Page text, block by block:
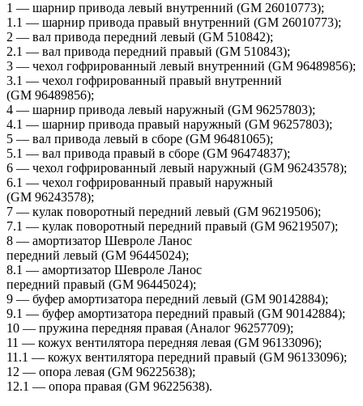
1 — шарнир привода левый внутренний (GM 26010773);
1.1 — шарнир привода правый внутренний (GM 26010773);
2 — вал привода передний левый (GM 510842);
2.1 — вал привода передний правый (GM 510843);
3 — чехол гофрированный левый внутренний (GM 96489856);
3.1 — чехол гофрированный правый внутренний
(GM 96489856);
4 — шарнир привода левый наружный (GM 96257803);
4.1 — шарнир привода правый наружный (GM 96257803);
5 — вал привода левый в сборе (GM 96481065);
5.1 — вал привода правый в сборе (GM 96474837);
6 — чехол гофрированный левый наружный (GM 96243578);
6.1 — чехол гофрированный правый наружный
(GM 96243578);
7 — кулак поворотный передний левый (GM 96219506);
7.1 — кулак поворотный передний правый (GM 96219507);
8 — амортизатор Шевроле Ланос
передний левый (GM 96445024);
8.1 — амортизатор Шевроле Ланос
передний правый (GM 96445024);
9 — буфер амортизатора передний левый (GM 90142884);
9.1 — буфер амортизатора передний правый (GM 90142884);
10 — пружина передняя правая (Аналог 96257709);
11 — кожух вентилятора передняя левая (GM 96133096);
11.1 — кожух вентилятора передний правый (GM 96133096);
12 — опора левая (GM 96225638);
12.1 — опора правая (GM 96225638).